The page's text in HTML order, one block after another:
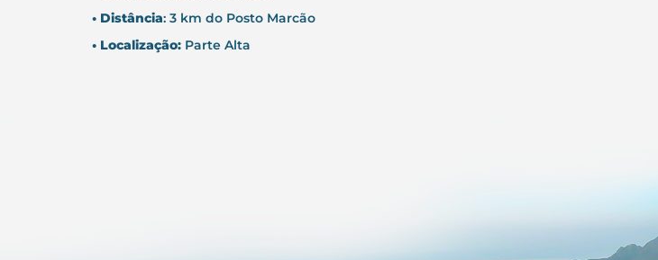
• Distância: 3 km do Posto Marcão
• Localização: Parte Alta